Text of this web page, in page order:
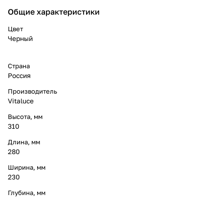
Общие характеристики
Цвет
Черный
Страна
Россия
Производитель
Vitaluce
Высота, мм
310
Длина, мм
280
Ширина, мм
230
Глубина, мм